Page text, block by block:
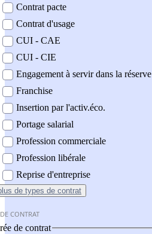
Contrat pacte
Contrat d'usage
CUI - CAE
CUI - CIE
Engagement à servir dans la réserve
Franchise
Insertion par l'activ.éco.
Portage salarial
Profession commerciale
Profession libérale
Reprise d'entreprise
de types de contrat
CONTRAT
de contrat